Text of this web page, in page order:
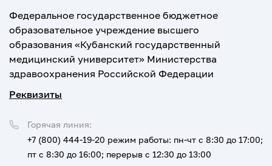
Федеральное государственное бюджетное
образовательное учреждение высшего
образования «Кубанский государственный
медицинский университет» Министерства
здравоохранения Российской Федерации
Реквизиты
Горячая линия:
+7 (800) 444-19-20 режим работы: пн-чт с 8:30 до 17:00;
пт с 8:30 до 16:00; перерыв с 12:30 до 13:00